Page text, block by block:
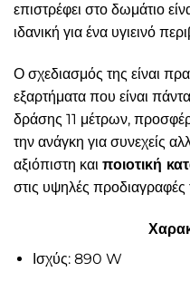
επιστρέφει στο δωμάτιο
ιδανική για ένα υγιεινό
Ο σχεδιασμός της είναι
εξαρτήματα που είναι
δράσης 11 μέτρων,
την ανάγκη για συνεχείς
αξιόπιστη και ποιοτική
στις υψηλές
Ισχύς: 890 W